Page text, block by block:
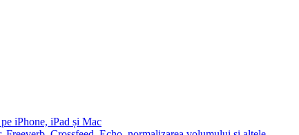
iPhone, iPad și Mac